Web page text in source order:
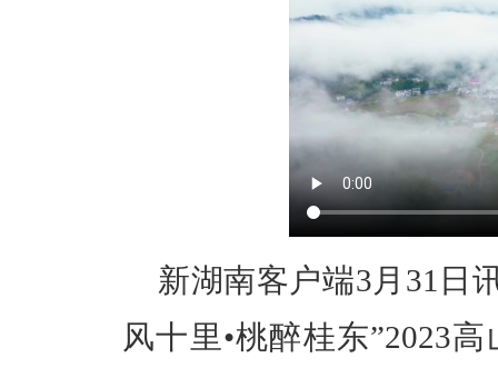
新湖南客户端3月31日
风十里•桃醉桂东”2023